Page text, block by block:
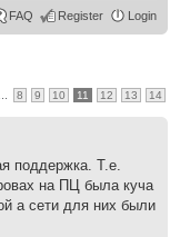
FAQ Register Login
8 9 10 11 12 13 14
поддержка. Т.е.
на ПЦ была куча
а сети для них были